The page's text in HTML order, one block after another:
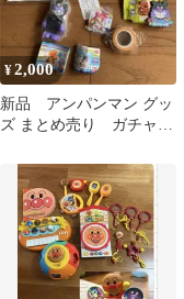
¥2,000
新品 アンパンマン グッ
ズ まとめ売り ガチャ
ボ など